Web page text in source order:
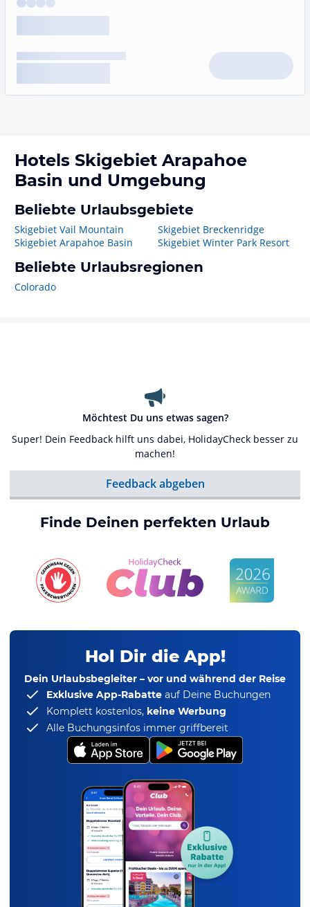
Hotels Skigebiet Arapahoe
Basin und Umgebung
Beliebte Urlaubsgebiete
Skigebiet Vail Mountain
Skigebiet Arapahoe Basin
Skigebiet Breckenridge
Skigebiet Winter Park Resort
Beliebte Urlaubsregionen
Colorado
Möchtest Du uns etwas sagen?
Super! Dein Feedback hilft uns dabei, HolidayCheck besser zu
machen!
Feedback abgeben
Finde Deinen perfekten Urlaub
Hol Dir die App!
Dein Urlaubsbegleiter – vor und während der Reise
Exklusive App-Rabatte auf Deine Buchungen
Komplett kostenlos, keine Werbung
Alle Buchungsinfos immer griffbereit